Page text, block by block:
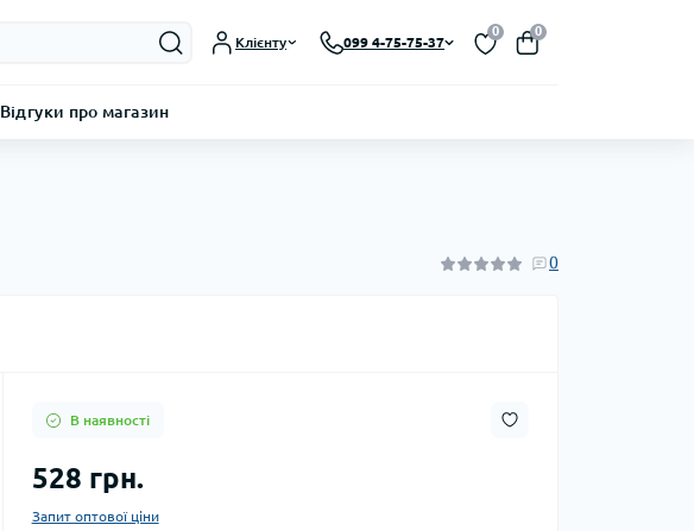
Клієнту 099 4-75-75-37
0 0
Відгуки про магазин
0
В наявності
528 грн.
Запит оптової ціни